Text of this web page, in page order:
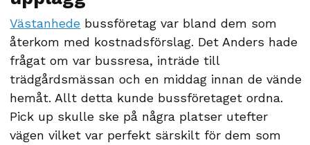
Västanhede bussföretag var bland dem som
återkom med kostnadsförslag. Det Anders hade
frågat om var bussresa, inträde till
trädgårdsmässan och en middag innan de vände
hemåt. Allt detta kunde bussföretaget ordna.
Pick up skulle ske på några platser utefter
vägen vilket var perfekt särskilt för dem som